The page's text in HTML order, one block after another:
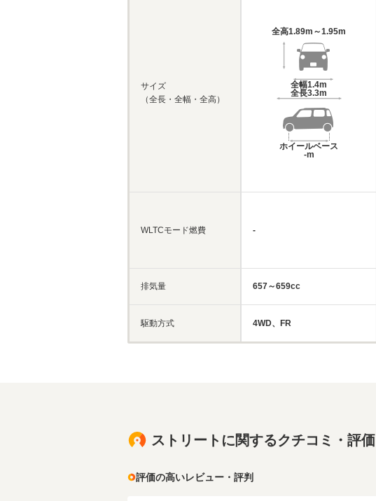
サイズ
（全長・全幅・全高）
WLTCモード燃費
排気量
駆動方式
全高1.89m～1.95m
全幅1.4m
全長3.3m
ホイールベース
-m
-
657～659cc
4WD、FR
ストリートに関するクチコミ・評価
評価の高いレビュー・評判